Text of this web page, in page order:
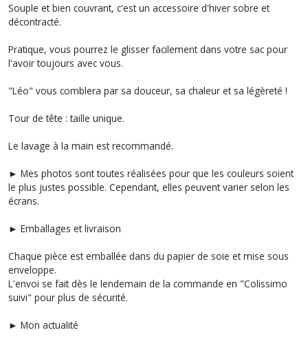
Souple et bien couvrant, c'est un accessoire d'hiver sobre et
décontracté.
Pratique, vous pourrez le glisser facilement dans votre sac pour
l'avoir toujours avec vous.
"Léo" vous comblera par sa douceur, sa chaleur et sa légèreté !
Tour de tête : taille unique.
Le lavage à la main est recommandé.
► Mes photos sont toutes réalisées pour que les couleurs soient
le plus justes possible. Cependant, elles peuvent varier selon les
écrans.
► Emballages et livraison
Chaque pièce est emballée dans du papier de soie et mise sous
enveloppe.
L'envoi se fait dès le lendemain de la commande en "Colissimo
suivi" pour plus de sécurité.
► Mon actualité